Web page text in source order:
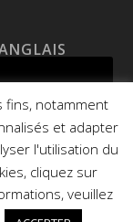
Mauve
fins, notamment
et adapter
l'utilisation du
cliquez sur
veuillez